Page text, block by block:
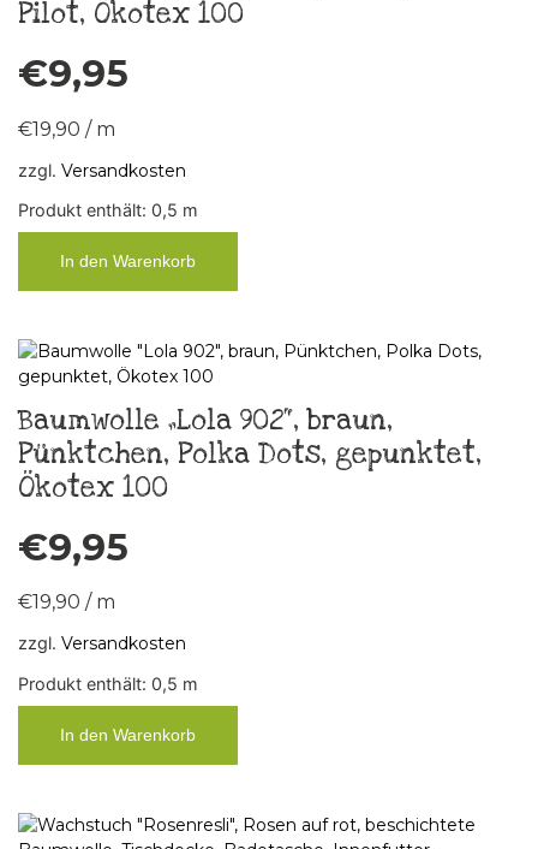
Pilot, Ökotex 100
€9,95
€19,90 / m
zzgl. Versandkosten
Produkt enthält: 0,5 m
In den Warenkorb
Baumwolle „Lola 902“, braun,
Pünktchen, Polka Dots, gepunktet,
Ökotex 100
€9,95
€19,90 / m
zzgl. Versandkosten
Produkt enthält: 0,5 m
In den Warenkorb